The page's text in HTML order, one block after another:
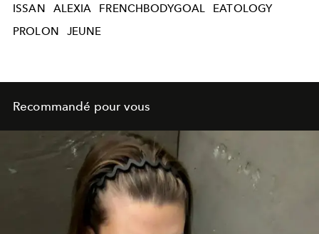
ISSAN ALEXIA FRENCHBODYGOAL
EATOLOGY
PROLON
JEUNE
Recommandé pour vous